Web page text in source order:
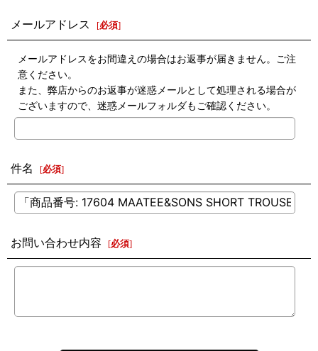
メールアドレス [必須]
メールアドレスをお間違えの場合はお返事が届きません。ご注
意ください。
また、弊店からのお返事が迷惑メールとして処理される場合が
ございますので、迷惑メールフォルダもご確認ください。
件名 [必須]
お問い合わせ内容 [必須]